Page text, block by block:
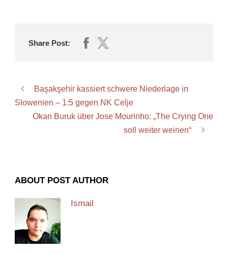
Share Post:
Başakşehir kassiert schwere Niederlage in
Slowenien – 1:5 gegen NK Celje
Okan Buruk über Jose Mourinho: „The Crying One
soll weiter weinen“
ABOUT POST AUTHOR
Ismail